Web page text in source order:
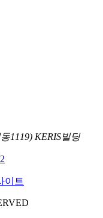
1119) KERIS빌딩